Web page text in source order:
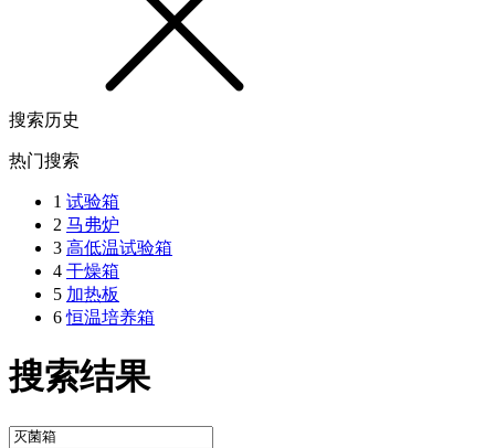
搜索历史
热门搜索
1 试验箱
2 马弗炉
3 高低温试验箱
4 干燥箱
5 加热板
6 恒温培养箱
搜索结果